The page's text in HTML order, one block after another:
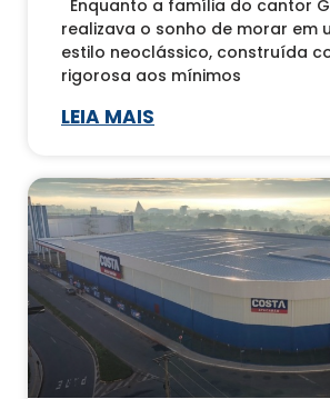
Enquanto a família do cantor
realizava o sonho de morar em
estilo neoclássico, construída
rigorosa aos mínimos
LEIA MAIS